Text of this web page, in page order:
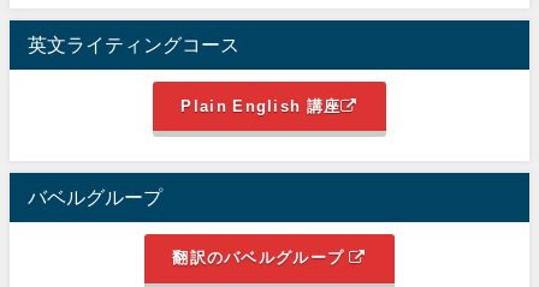
英文ライティングコース
Plain English 講座
バベルグループ
翻訳のバベルグループ